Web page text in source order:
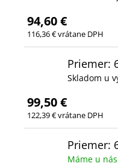
94,60 €
116,36 € vrátane DPH
Priemer:
Skladom u
99,50 €
122,39 € vrátane DPH
Priemer:
Máme u